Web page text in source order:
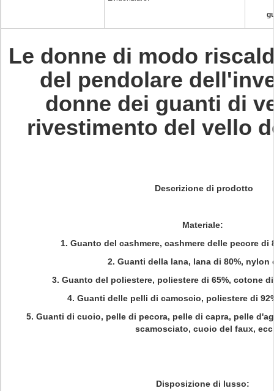
Le donne di modo
del pendolare
donne dei guanti di
rivestimento del vello
Descrizione di prodotto
Materiale:
1. Guanto del cashmere, cashmere delle pecore di
2. Guanti della lana, lana di 80%, nylon
3. Guanto del poliestere, poliestere di 65%, cotone di
4. Guanti delle pelli di camoscio, poliestere di
5. Guanti di cuoio, pelle di pecora, pelle di capra, pelle
scamosciato, cuoio del faux, ecc
Disposizione di lusso: